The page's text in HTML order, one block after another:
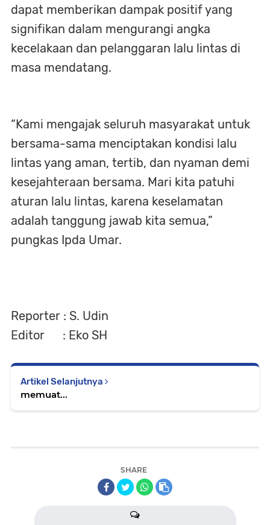
dapat memberikan dampak positif yang
signifikan dalam mengurangi angka
kecelakaan dan pelanggaran lalu lintas di
masa mendatang.
“Kami mengajak seluruh masyarakat untuk
bersama-sama menciptakan kondisi lalu
lintas yang aman, tertib, dan nyaman demi
kesejahteraan bersama. Mari kita patuhi
aturan lalu lintas, karena keselamatan
adalah tanggung jawab kita semua,”
pungkas Ipda Umar.
Reporter : S. Udin
Editor : Eko SH
Artikel Selanjutnya
memuat...
SHARE